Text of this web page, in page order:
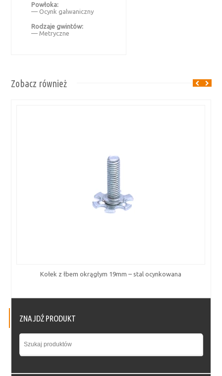
Powłoka:
— Ocynk galwaniczny
Rodzaje gwintów:
— Metryczne
Zobacz również
Kołek z łbem okrągłym 19mm – stal ocynkowana
ZNAJDŹ PRODUKT